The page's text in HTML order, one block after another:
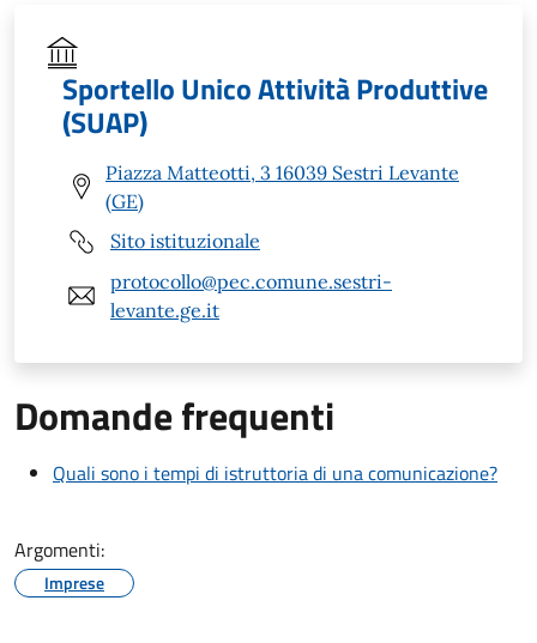
Sportello Unico Attività Produttive
(SUAP)
Piazza Matteotti, 3 16039 Sestri Levante
(GE)
Sito istituzionale
protocollo@pec.comune.sestri-
levante.ge.it
Domande frequenti
Quali sono i tempi di istruttoria di una comunicazione?
Argomenti:
Imprese